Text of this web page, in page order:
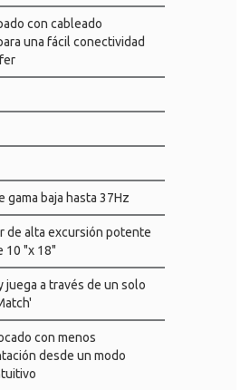
con cableado
una fácil conectividad
gama baja hasta 37Hz
de alta excursión potente
10 "x 18"
juega a través de un solo
con menos
desde un modo